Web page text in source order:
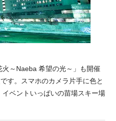
～Naeba 希望の光～」も開催
す。スマホのカメラ片手に色と
ベントいっぱいの苗場スキー場